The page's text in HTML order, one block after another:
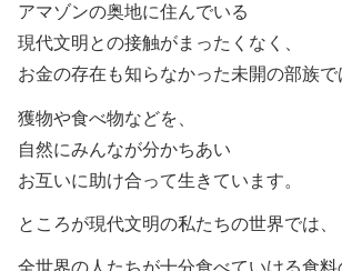
アマゾンの奥地に住んでいる
現代文明との接触がまったくなく、
お金の存在も知らなかった未開の部族で
獲物や食べ物などを、
自然にみんなが分かちあい
お互いに助け合って生きています。
ところが現代文明の私たちの世界では、
全世界の人たちが十分食べていける食